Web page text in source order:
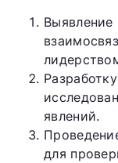
явлений.
для